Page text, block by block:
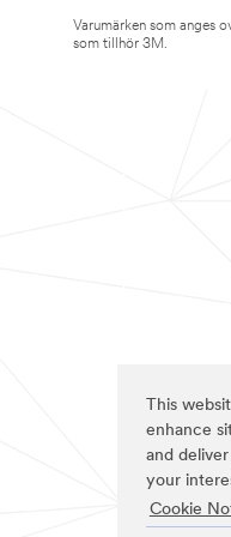
This
enhance
and
your
Cookie
Varumärken som anges
som tillhör 3M.